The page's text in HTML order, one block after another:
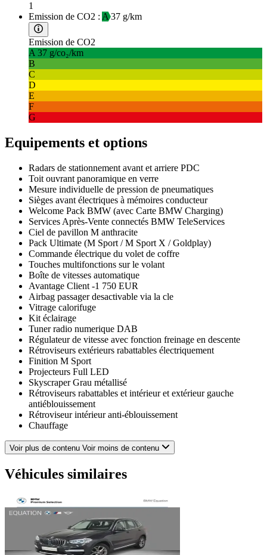
1
Emission de CO2 : A37 g/km
Emission de CO2
A 37 g/co₂/km
B
C
D
E
F
G
Equipements et options
Radars de stationnement avant et arriere PDC
Toit ouvrant panoramique en verre
Mesure individuelle de pression de pneumatiques
Sièges avant électriques à mémoires conducteur
Welcome Pack BMW (avec Carte BMW Charging)
Services Après-Vente connectés BMW TeleServices
Ciel de pavillon M anthracite
Pack Ultimate (M Sport / M Sport X / Goldplay)
Commande électrique du volet de coffre
Touches multifonctions sur le volant
Boîte de vitesses automatique
Avantage Client -1 750 EUR
Airbag passager desactivable via la cle
Vitrage calorifuge
Kit éclairage
Tuner radio numerique DAB
Régulateur de vitesse avec fonction freinage en descente
Rétroviseurs extérieurs rabattables électriquement
Finition M Sport
Projecteurs Full LED
Skyscraper Grau métallisé
Rétroviseurs rabattables et intérieur et extérieur gauche
antiéblouissement
Rétroviseur intérieur anti-éblouissement
Chauffage
Pack SimpliCity
Volant M gainé cuir
Tapis de sol en velours
Caméra de recul
basse vitesse
Accès Confort
Shadow Line M brillant
Climatisation automatique bi-zone
Appui lombaire ajustable
Voir plus de contenu Voir moins de contenu
Véhicules similaires